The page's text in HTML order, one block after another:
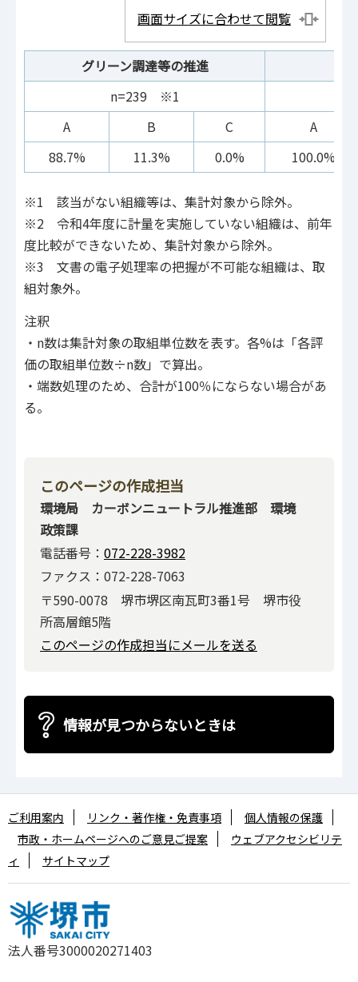
画面サイズに合わせて閲覧
グリーン調達等の推進
n=239 ※1
A
B C
A
88.7%
11.3% 0.0% 100.0%
※1 該当がない組織等は、集計対象から除外。
※2 令和4年度に計量を実施していない組織は、前年
度比較ができないため、集計対象から除外。
※3 文書の電子処理率の把握が不可能な組織は、取
組対象外。
注釈
・n数は集計対象の取組単位数を表す。各%は「各評
価の取組単位数÷n数」で算出。
・端数処理のため、合計が100％にならない場合があ
る。
このページの作成担当
環境局 カーボンニュートラル推進部 環境
政策課
電話番号： 072-228-3982
ファクス：072-228-7063
〒590-0078 堺市堺区南瓦町3番1号 堺市役
所高層館5階
このページの作成担当にメールを送る
情報が見つからないときは
法人番号3000020271403
ご利用案内 リンク・著作権・免責事項
個人情報の保護
市政・ホームページへのご意見ご提案
ウェブアクセシビリテ
ィ
サイトマップ